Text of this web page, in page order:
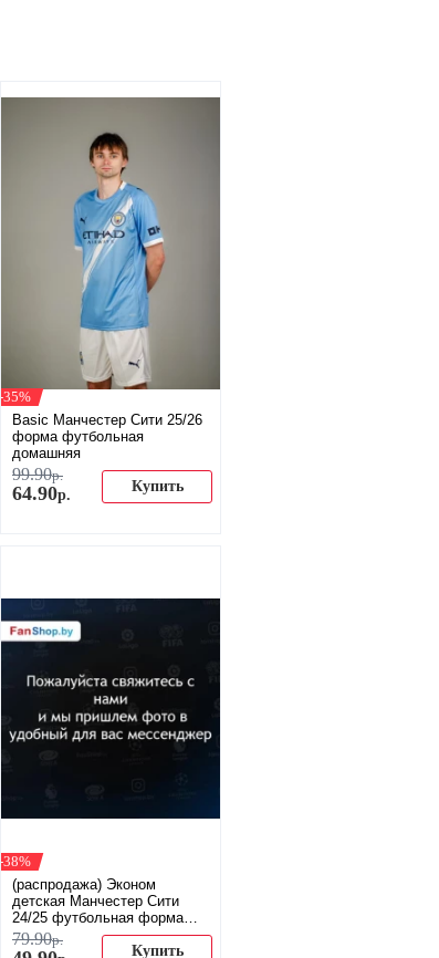
-35%
Basic Манчестер Сити 25/26
форма футбольная
домашняя
99.90р.
64.90р. Купить
-38%
(распродажа) Эконом
детская Манчестер Сити
24/25 футбольная форма
домашняя
79.90р.
Купить